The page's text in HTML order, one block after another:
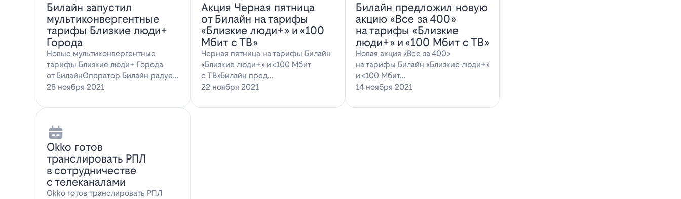
Билайн запустил
мультиконвергентные
тарифы Близкие люди+
Города
Новые мультиконвергентные
тарифы Близкие люди+ Города
от БилайнОператор Билайн радует
новых и действ…
28 ноября 2021
Акция Черная пятница
от Билайн на тарифы
«Близкие люди+» и «100
Мбит с ТВ»
Черная пятница на тарифы Билайн
«Близкие люди+» и «100 Мбит
с ТВ»Билайн пред…
22 ноября 2021
Билайн предложил новую
акцию «Все за 400»
на тарифы «Близкие
люди+» и «100 Мбит с ТВ»
Новая акция «Все за 400»
на тарифы Билайн «Близкие люди+»
и «100 Мбит…
14 ноября 2021
Оkko готов
транслировать РПЛ
в сотрудничестве
с телеканалами
Оkko готов транслировать РПЛ